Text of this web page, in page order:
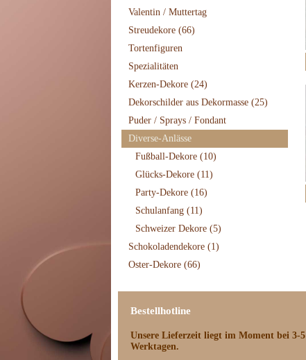
Valentin / Muttertag
Streudekore (66)
Tortenfiguren
Spezialitäten
Kerzen-Dekore (24)
Dekorschilder aus Dekormasse (25)
Puder / Sprays / Fondant
Diverse-Anlässe
Fußball-Dekore (10)
Glücks-Dekore (11)
Party-Dekore (16)
Schulanfang (11)
Schweizer Dekore (5)
Schokoladendekore (1)
Oster-Dekore (66)
Bestellhotline
Unsere Lieferzeit liegt im Moment bei 3-5
Werktagen.